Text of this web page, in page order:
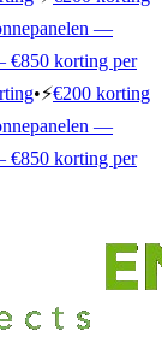
—
€850 korting per
•⚡€200 korting
—
€850 korting per